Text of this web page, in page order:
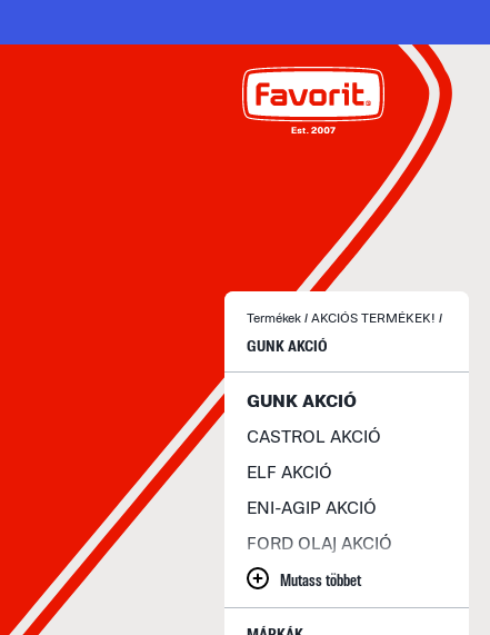
Termékek / AKCIÓS TERMÉKEK! /
GUNK AKCIÓ
GUNK AKCIÓ
CASTROL AKCIÓ
ELF AKCIÓ
ENI-AGIP AKCIÓ
FORD OLAJ AKCIÓ
JASOL AKCIÓ
LIQUI MOLY AKCIÓ
Mutass többet